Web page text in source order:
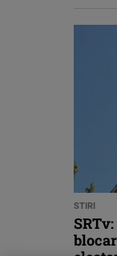
STIRI